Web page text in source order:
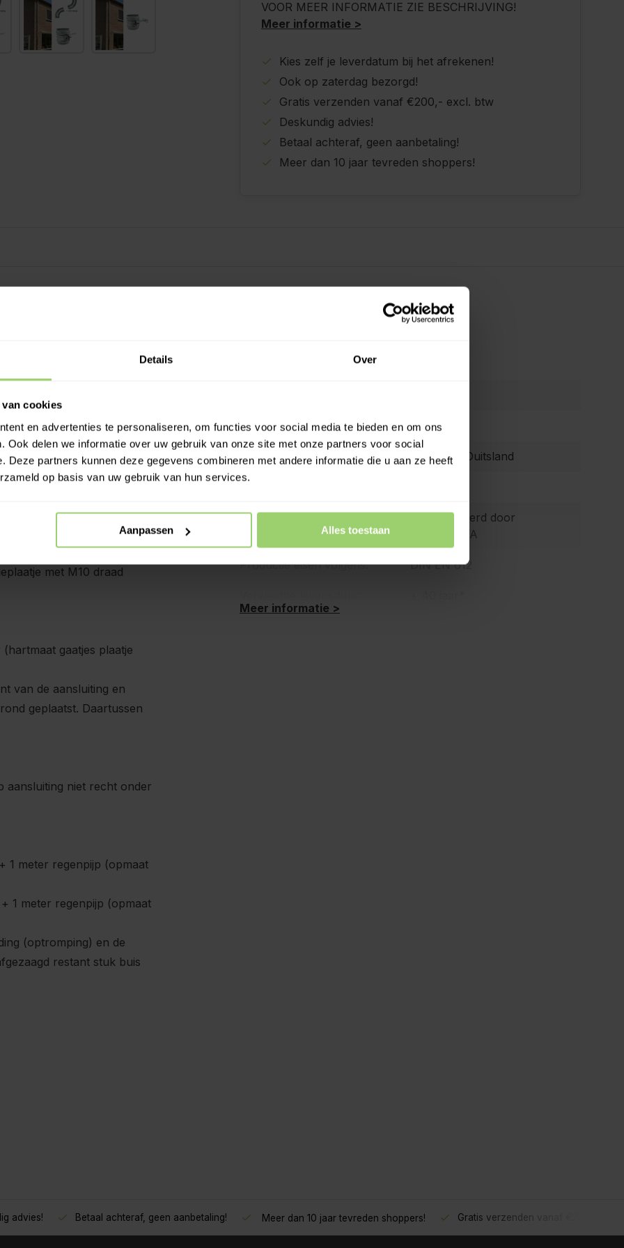
Details Over
cookies
en advertenties te personaliseren, om functies voor social media te bieden en om ons
Ook delen we informatie over uw gebruik van onze site met onze partners voor social
Deze partners kunnen deze gegevens combineren met andere informatie die u aan ze heeft
op basis van uw gebruik van hun services.
Aanpassen Alles toestaan
VOOR MEER INFORMATIE ZIE BESCHRIJVING!
Meer informatie >
Kies zelf je leverdatum bij het afrekenen!
Ook op zaterdag bezorgd!
Gratis verzenden vanaf €200,- excl. btw
Deskundig advies!
Betaal achteraf, geen aanbetaling!
Meer dan 10 jaar tevreden shoppers!
Per deel wordt deze ca 5 a
is bijvoorbeeld de 4,95
na montage.
met RVS schroefoog en
traditioneel uiterlijk).
x 70mm + Fischer plug
x 70mm
met M10 draad
gaatjes plaatje
van de aansluiting en
geplaatst. Daartussen
aansluiting niet recht onder
1 meter regenpijp (opmaat
1 meter regenpijp (opmaat
(optromping) en de
restant stuk buis
Materiaal: Titaanzink
Fabrikant: GRÖMO - Duitsland
KOMO-gekeurd:
Gecontroleerd door
KOMO/KIWA
Productie eisen volgens: DIN EN 612
Meer informatie >
Betaal achteraf, geen aanbetaling! Meer dan 10 jaar tevreden shoppers! Gratis verzenden vanaf €200,- excl. btw